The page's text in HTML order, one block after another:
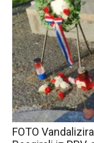
FOTO